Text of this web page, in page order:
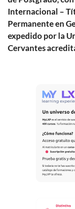
Internacional –
Permanente en
expedido por la
Cervantes